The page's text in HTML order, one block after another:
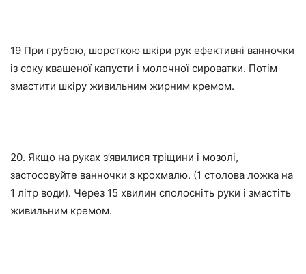
19 При грубою, шорсткою шкіри рук ефективні ванночки
із соку квашеної капусти і молочної сироватки. Потім
змастити шкіру живильним жирним кремом.
20. Якщо на руках з’явилися тріщини і мозолі,
застосовуйте ванночки з крохмалю. (1 столова ложка на
1 літр води). Через 15 хвилин сполосніть руки і змастіть
живильним кремом.